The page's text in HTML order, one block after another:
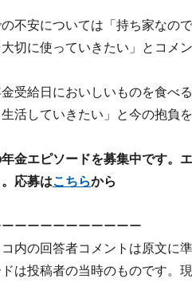
不安については「持ち家なの
切に使っていきたい」とコメン
受給日においしいものを食べ
活していきたい」と今の抱負
金エピソードを募集中です。
応募はこちらから
ーーーーーーーーーー
内の回答者コメントは原文に
は投稿者の当時のものです。